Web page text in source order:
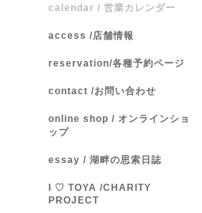
calendar / 営業カレンダー
access /店舗情報
reservation/各種予約ページ
contact /お問い合わせ
online shop / オンラインショ
ップ
essay / 湖畔の思索日誌
I ♡ TOYA /CHARITY
PROJECT